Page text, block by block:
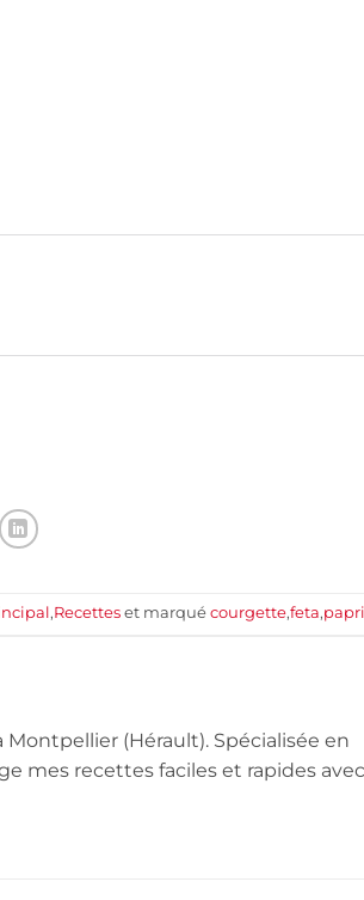
,Recetteset marqué courgette,feta,
(Hérault). Spécialisée en
mes recettes faciles et rapides avec